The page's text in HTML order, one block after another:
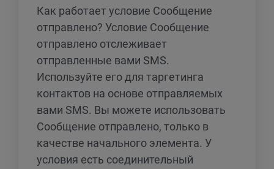
Как работает условие Cообщение
отправлено? Условие Cообщение
отправлено отслеживает
отправленные вами SMS.
Используйте его для таргетинга
контактов на основе отправляемых
вами SMS. Вы можете использовать
Cообщение отправлено, только в
качестве начального элемента. У
условия есть соединительный